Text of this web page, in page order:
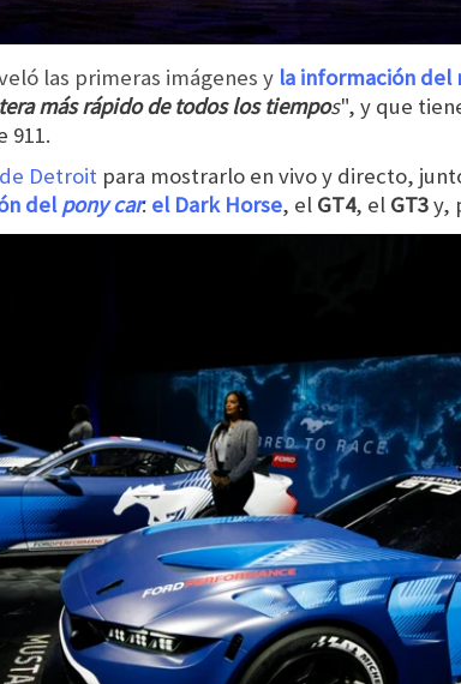
las primeras imágenes y la información del
más rápido de todos los tiempos", y que
911.
Detroit para mostrarlo en vivo y directo,
delpony car: el Dark Horse, el GT4, el GT3y,